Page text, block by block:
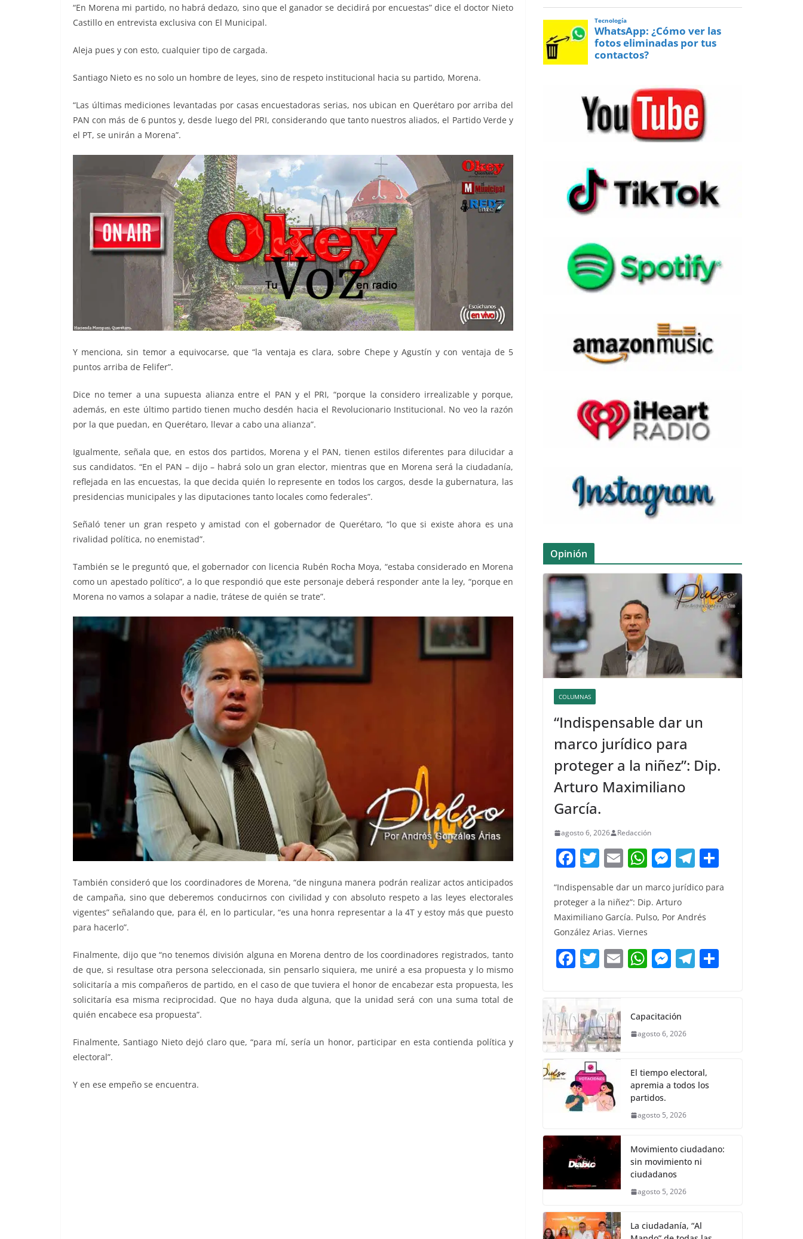
“En Morena mi partido, no habrá dedazo, sino que el ganador se decidirá por encuestas” dice el doctor Nieto
Castillo en entrevista exclusiva con El Municipal.
Aleja pues y con esto, cualquier tipo de cargada.
Santiago Nieto es no solo un hombre de leyes, sino de respeto institucional hacia su partido, Morena.
“Las últimas mediciones levantadas por casas encuestadoras serias, nos ubican en Querétaro por arriba del
PAN con más de 6 puntos y, desde luego del PRI, considerando que tanto nuestros aliados, el Partido Verde y
el PT, se unirán a Morena”.
Y menciona, sin temor a equivocarse, que “la ventaja es clara, sobre Chepe y Agustín y con ventaja de 5
puntos arriba de Felifer”.
Dice no temer a una supuesta alianza entre el PAN y el PRI, “porque la considero irrealizable y porque,
además, en este último partido tienen mucho desdén hacia el Revolucionario Institucional. No veo la razón
por la que puedan, en Querétaro, llevar a cabo una alianza”.
Igualmente, señala que, en estos dos partidos, Morena y el PAN, tienen estilos diferentes para dilucidar a
sus candidatos. “En el PAN – dijo – habrá solo un gran elector, mientras que en Morena será la ciudadanía,
reflejada en las encuestas, la que decida quién lo represente en todos los cargos, desde la gubernatura, las
presidencias municipales y las diputaciones tanto locales como federales”.
Señaló tener un gran respeto y amistad con el gobernador de Querétaro, “lo que si existe ahora es una
rivalidad política, no enemistad”.
También se le preguntó que, el gobernador con licencia Rubén Rocha Moya, “estaba considerado en Morena
como un apestado político”, a lo que respondió que este personaje deberá responder ante la ley, “porque en
Morena no vamos a solapar a nadie, trátese de quién se trate”.
También consideró que los coordinadores de Morena, “de ninguna manera podrán realizar actos anticipados
de campaña, sino que deberemos conducirnos con civilidad y con absoluto respeto a las leyes electorales
vigentes” señalando que, para él, en lo particular, “es una honra representar a la 4T y estoy más que puesto
para hacerlo”.
Finalmente, dijo que “no tenemos división alguna en Morena dentro de los coordinadores registrados, tanto
de que, si resultase otra persona seleccionada, sin pensarlo siquiera, me uniré a esa propuesta y lo mismo
solicitaría a mis compañeros de partido, en el caso de que tuviera el honor de encabezar esta propuesta, les
solicitaría esa misma reciprocidad. Que no haya duda alguna, que la unidad será con una suma total de
quién encabece esa propuesta”.
Finalmente, Santiago Nieto dejó claro que, “para mí, sería un honor, participar en esta contienda política y
electoral”.
Y en ese empeño se encuentra.
Opinión
COLUMNAS
“Indispensable dar un
marco jurídico para
proteger a la niñez”: Dip.
Arturo Maximiliano
García.
agosto 6, 2026 Redacción
F
c
e
b
o
o
k
T
w
itt
er
E
ai
l
W
at
s
p
p
M
e
ss
e
g
er
T
e
gr
m
m
“Indispensable dar un marco jurídico para
proteger a la niñez”: Dip. Arturo
Maximiliano García. Pulso, Por Andrés
González Arias. Viernes
F
c
e
b
o
o
k
T
itt
er
E W
s
A
p
M
e
n
er
T
Capacitación
agosto 6, 2026
El tiempo electoral,
apremia a todos los
partidos.
agosto 5, 2026
Movimiento ciudadano:
sin movimiento ni
ciudadanos
agosto 5, 2026
La ciudadanía, “Al